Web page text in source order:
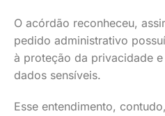
O acórdão reconheceu,
pedido administrativo
à proteção da privacidade
dados sensíveis.
Esse entendimento,